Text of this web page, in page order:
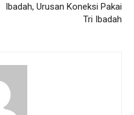
Ibadah, Urusan Koneksi Pakai
Tri Ibadah